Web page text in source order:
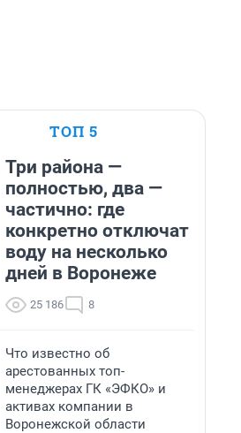
ТОП 5
Три района —
полностью, два —
частично: где
конкретно отключат
воду на несколько
дней в Воронеже
25 186 8
Что известно об
арестованных топ-
менеджерах ГК «ЭФКО» и
активах компании в
Воронежской области